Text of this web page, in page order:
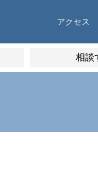
アクセス
相談